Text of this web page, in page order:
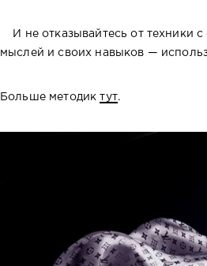
И не отказывайтесь от техники с
мыслей и своих навыков —
Больше методиктут.